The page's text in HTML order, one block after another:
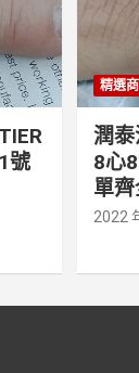
號
精選
潤泰
8心
單
2022